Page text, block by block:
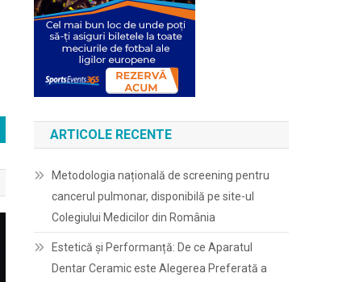
ARTICOLE RECENTE
Metodologia națională de screening pentru
cancerul pulmonar, disponibilă pe site-ul
Colegiului Medicilor din România
Estetică și Performanță: De ce Aparatul
Dentar Ceramic este Alegerea Preferată a